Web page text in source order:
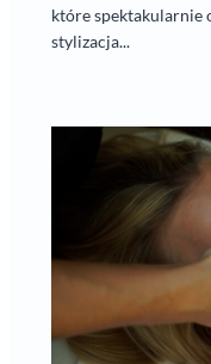
które spektakularnie
stylizacja...